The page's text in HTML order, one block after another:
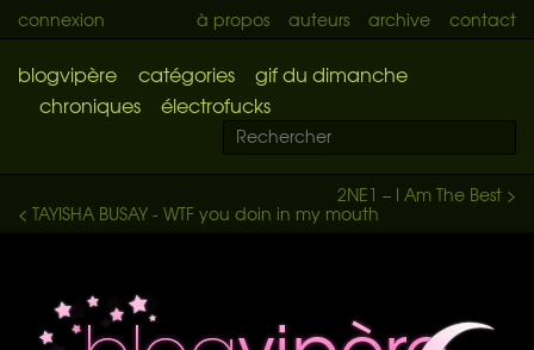
connexion à propos auteurs archive contact
blogvipère catégories
gif du dimanche
chroniques
électrofucks
2NE1 – I Am The Best >
< TAYISHA BUSAY - WTF you doin in my mouth